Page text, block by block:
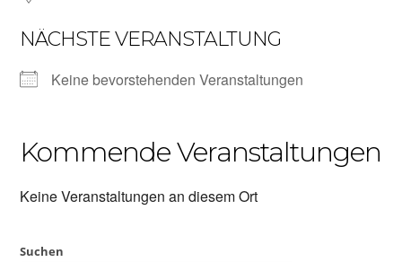
NÄCHSTE VERANSTALTUNG
Keine bevorstehenden Veranstaltungen
Kommende Veranstaltungen
Keine Veranstaltungen an diesem Ort
Suchen